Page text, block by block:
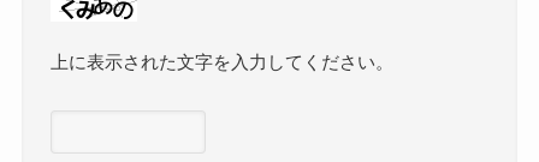
上に表示された文字を入力してください。